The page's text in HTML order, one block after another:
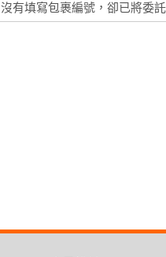
沒有填寫包裹編號，卻已將委